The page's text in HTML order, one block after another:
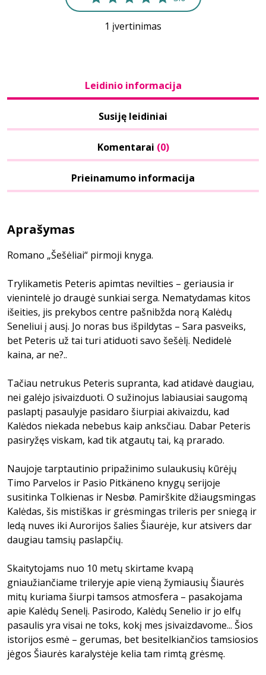
1 įvertinimas
Leidinio informacija
Susiję leidiniai
Komentarai (0)
Prieinamumo informacija
Aprašymas
Romano „Šešėliai“ pirmoji knyga.
Trylikametis Peteris apimtas nevilties – geriausia ir
vienintelė jo draugė sunkiai serga. Nematydamas kitos
išeities, jis prekybos centre pašnibžda norą Kalėdų
Seneliui į ausį. Jo noras bus išpildytas – Sara pasveiks,
bet Peteris už tai turi atiduoti savo šešėlį. Nedidelė
kaina, ar ne?..
Tačiau netrukus Peteris supranta, kad atidavė daugiau,
nei galėjo įsivaizduoti. O sužinojus labiausiai saugomą
paslaptį pasaulyje pasidaro šiurpiai akivaizdu, kad
Kalėdos niekada nebebus kaip anksčiau. Dabar Peteris
pasiryžęs viskam, kad tik atgautų tai, ką prarado.
Naujoje tarptautinio pripažinimo sulaukusių kūrėjų
Timo Parvelos ir Pasio Pitkäneno knygų serijoje
susitinka Tolkienas ir Nesbø. Pamirškite džiaugsmingas
Kalėdas, šis mistiškas ir grėsmingas trileris per sniegą ir
ledą nuves iki Aurorijos šalies Šiaurėje, kur atsivers dar
daugiau tamsių paslapčių.
Skaitytojams nuo 10 metų skirtame kvapą
gniaužiančiame trileryje apie vieną žymiausių Šiaurės
mitų kuriama šiurpi tamsos atmosfera – pasakojama
apie Kalėdų Senelį. Pasirodo, Kalėdų Senelio ir jo elfų
pasaulis yra visai ne toks, kokį mes įsivaizdavome... Šios
istorijos esmė – gerumas, bet besitelkiančios tamsiosios
jėgos Šiaurės karalystėje kelia tam rimtą grėsmę.